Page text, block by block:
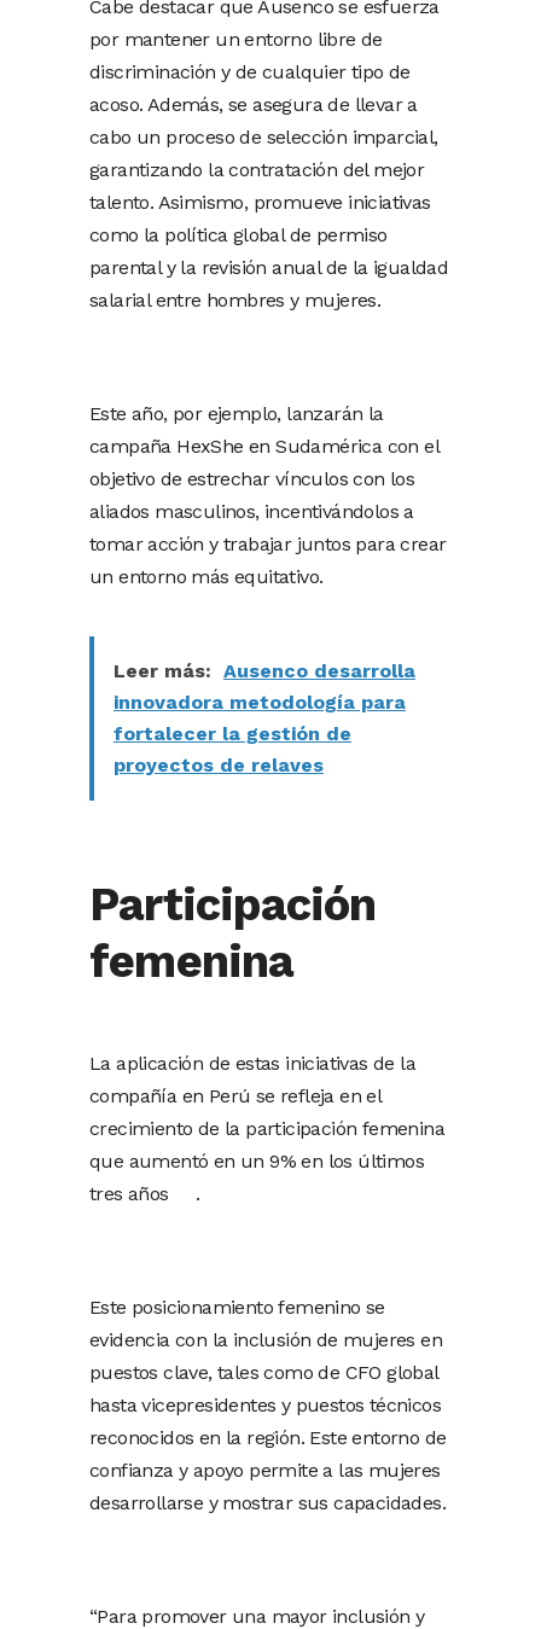
Cabe destacar que Ausenco se esfuerza
por mantener un entorno libre de
discriminación y de cualquier tipo de
acoso. Además, se asegura de llevar a
cabo un proceso de selección imparcial,
garantizando la contratación del mejor
talento. Asimismo, promueve iniciativas
como la política global de permiso
parental y la revisión anual de la igualdad
salarial entre hombres y mujeres.
Este año, por ejemplo, lanzarán la
campaña HexShe en Sudamérica con el
objetivo de estrechar vínculos con los
aliados masculinos, incentivándolos a
tomar acción y trabajar juntos para crear
un entorno más equitativo.
Leer más: Ausenco desarrolla
innovadora metodología para
fortalecer la gestión de
proyectos de relaves
Participación
femenina
La aplicación de estas iniciativas de la
compañía en Perú se refleja en el
crecimiento de la participación femenina
que aumentó en un 9% en los últimos
tres años .
Este posicionamiento femenino se
evidencia con la inclusión de mujeres en
puestos clave, tales como de CFO global
hasta vicepresidentes y puestos técnicos
reconocidos en la región. Este entorno de
confianza y apoyo permite a las mujeres
desarrollarse y mostrar sus capacidades.
“Para promover una mayor inclusión y